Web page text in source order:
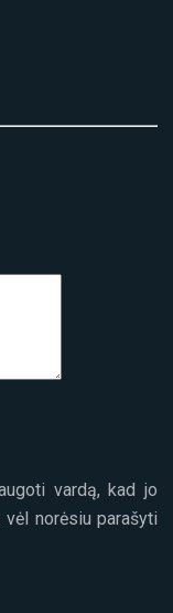
vardą, kad jo
norėsiu parašyti